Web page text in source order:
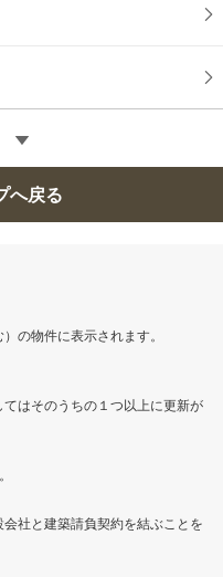
へ戻る
の物件に表示されます。
はそのうちの１つ以上に更新が
社と建築請負契約を結ぶことを